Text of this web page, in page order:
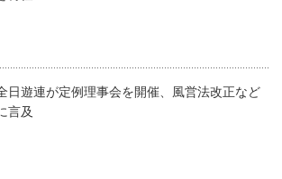
日遊連が定例理事会を開催、風営法改正など
言及